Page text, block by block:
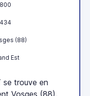
(88)
Est
se trouve en